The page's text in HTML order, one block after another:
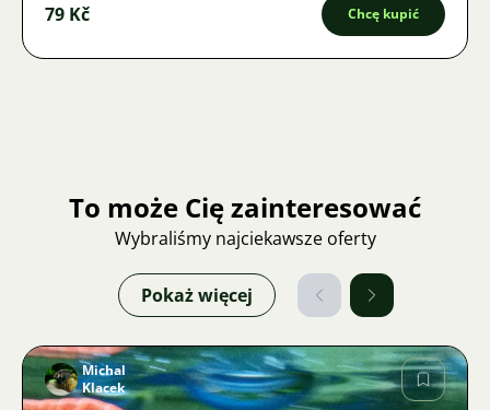
79 Kč Chcę kupić
To może Cię zainteresować
Wybraliśmy najciekawsze oferty
Pokaż więcej
Michal
Klacek